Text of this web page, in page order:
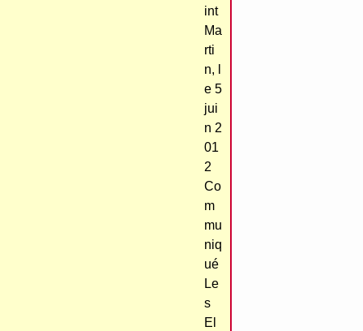
int
Ma
rti
n, l
e 5
jui
n 2
01
2
Co
m
mu
niq
ué
Le
s
El